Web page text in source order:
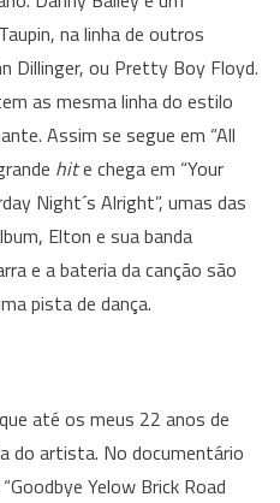
na linha de outros
Dillinger, ou Pretty Boy Floyd.
as mesma linha do estilo
Assim se segue em “All
hite chega em “Your
Night´s Alright”, umas das
Elton e sua banda
e a bateria da canção são
pista de dança.
até os meus 22 anos de
do artista. No documentário
Yelow Brick Road